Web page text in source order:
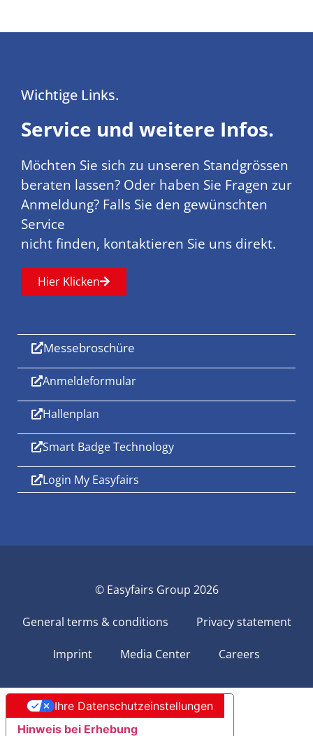
Wichtige Links.
Service und weitere Infos.
Möchten Sie sich zu unseren Standgrössen
beraten lassen? Oder haben Sie Fragen zur
Anmeldung? Falls Sie den gewünschten
Service
nicht finden, kontaktieren Sie uns direkt.
Hier Klicken
Messebroschüre
Anmeldeformular
Hallenplan
Smart Badge Technology
Login My Easyfairs
© Easyfairs Group 2026
General terms & conditions Privacy statement
Imprint Media Center Careers
Hinweis bei Erhebung
Ihre Datenschutzeinstellungen